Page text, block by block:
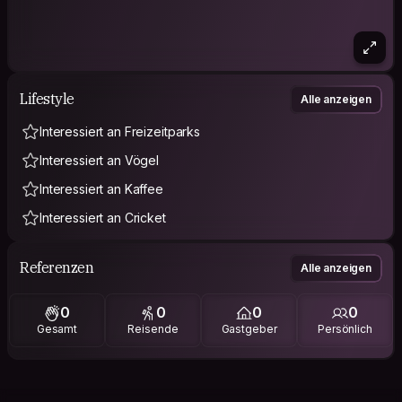
Lifestyle Alle anzeigen
Interessiert an Freizeitparks
Interessiert an Vögel
Interessiert an Kaffee
Interessiert an Cricket
Referenzen Alle anzeigen
0
Gesamt
0
Reisende
0
Gastgeber
0
Persönlich